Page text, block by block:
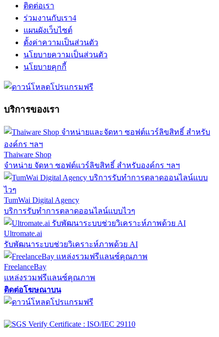
ติดต่อเรา
ร่วมงานกับเรา4
แผนผังเว็บไซต์
ตั้งค่าความเป็นส่วนตัว
นโยบายความเป็นส่วนตัว
นโยบายคุกกี้
บริการของเรา
Thaiware Shop
จำหน่าย จัดหา ซอฟต์แวร์ลิขสิทธิ์ สำหรับองค์กร ฯลฯ
TumWai Digital Agency
บริการรับทำการตลาดออนไลน์แบบไวๆ
Ultromate.ai
รับพัฒนาระบบช่วยวิเคราะห์ภาพด้วย AI
FreelanceBay
แหล่งรวมฟรีแลนซ์คุณภาพ
ติดต่อโฆษณาบน